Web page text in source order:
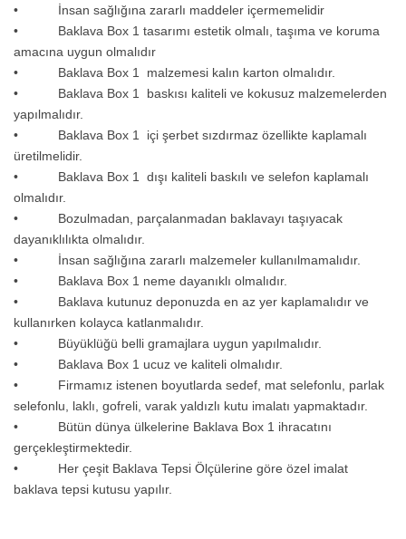
• İnsan sağlığına zararlı maddeler içermemelidir
• Baklava Box 1 tasarımı estetik olmalı, taşıma ve koruma
amacına uygun olmalıdır
• Baklava Box 1 malzemesi kalın karton olmalıdır.
• Baklava Box 1 baskısı kaliteli ve kokusuz malzemelerden
yapılmalıdır.
• Baklava Box 1 içi şerbet sızdırmaz özellikte kaplamalı
üretilmelidir.
• Baklava Box 1 dışı kaliteli baskılı ve selefon kaplamalı
olmalıdır.
• Bozulmadan, parçalanmadan baklavayı taşıyacak
dayanıklılıkta olmalıdır.
• İnsan sağlığına zararlı malzemeler kullanılmamalıdır.
• Baklava Box 1 neme dayanıklı olmalıdır.
• Baklava kutunuz deponuzda en az yer kaplamalıdır ve
kullanırken kolayca katlanmalıdır.
• Büyüklüğü belli gramajlara uygun yapılmalıdır.
• Baklava Box 1 ucuz ve kaliteli olmalıdır.
• Firmamız istenen boyutlarda sedef, mat selefonlu, parlak
selefonlu, laklı, gofreli, varak yaldızlı kutu imalatı yapmaktadır.
• Bütün dünya ülkelerine Baklava Box 1 ihracatını
gerçekleştirmektedir.
• Her çeşit Baklava Tepsi Ölçülerine göre özel imalat
baklava tepsi kutusu yapılır.